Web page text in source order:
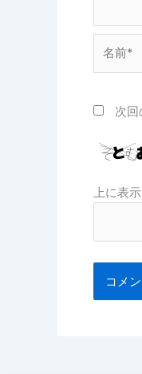
前
次
上に表